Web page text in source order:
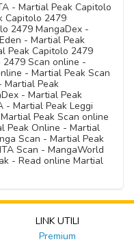
- Martial Peak Capitolo
Capitolo 2479
2479 MangaDex -
- Martial Peak
Peak Capitolo 2479
Scan online -
- Martial Peak Scan
Martial Peak
- Martial Peak
- Martial Peak Leggi
Peak Scan online
Peak Online - Martial
Scan - Martial Peak
Scan - MangaWorld
- Read online Martial
LINK UTILI
Premium